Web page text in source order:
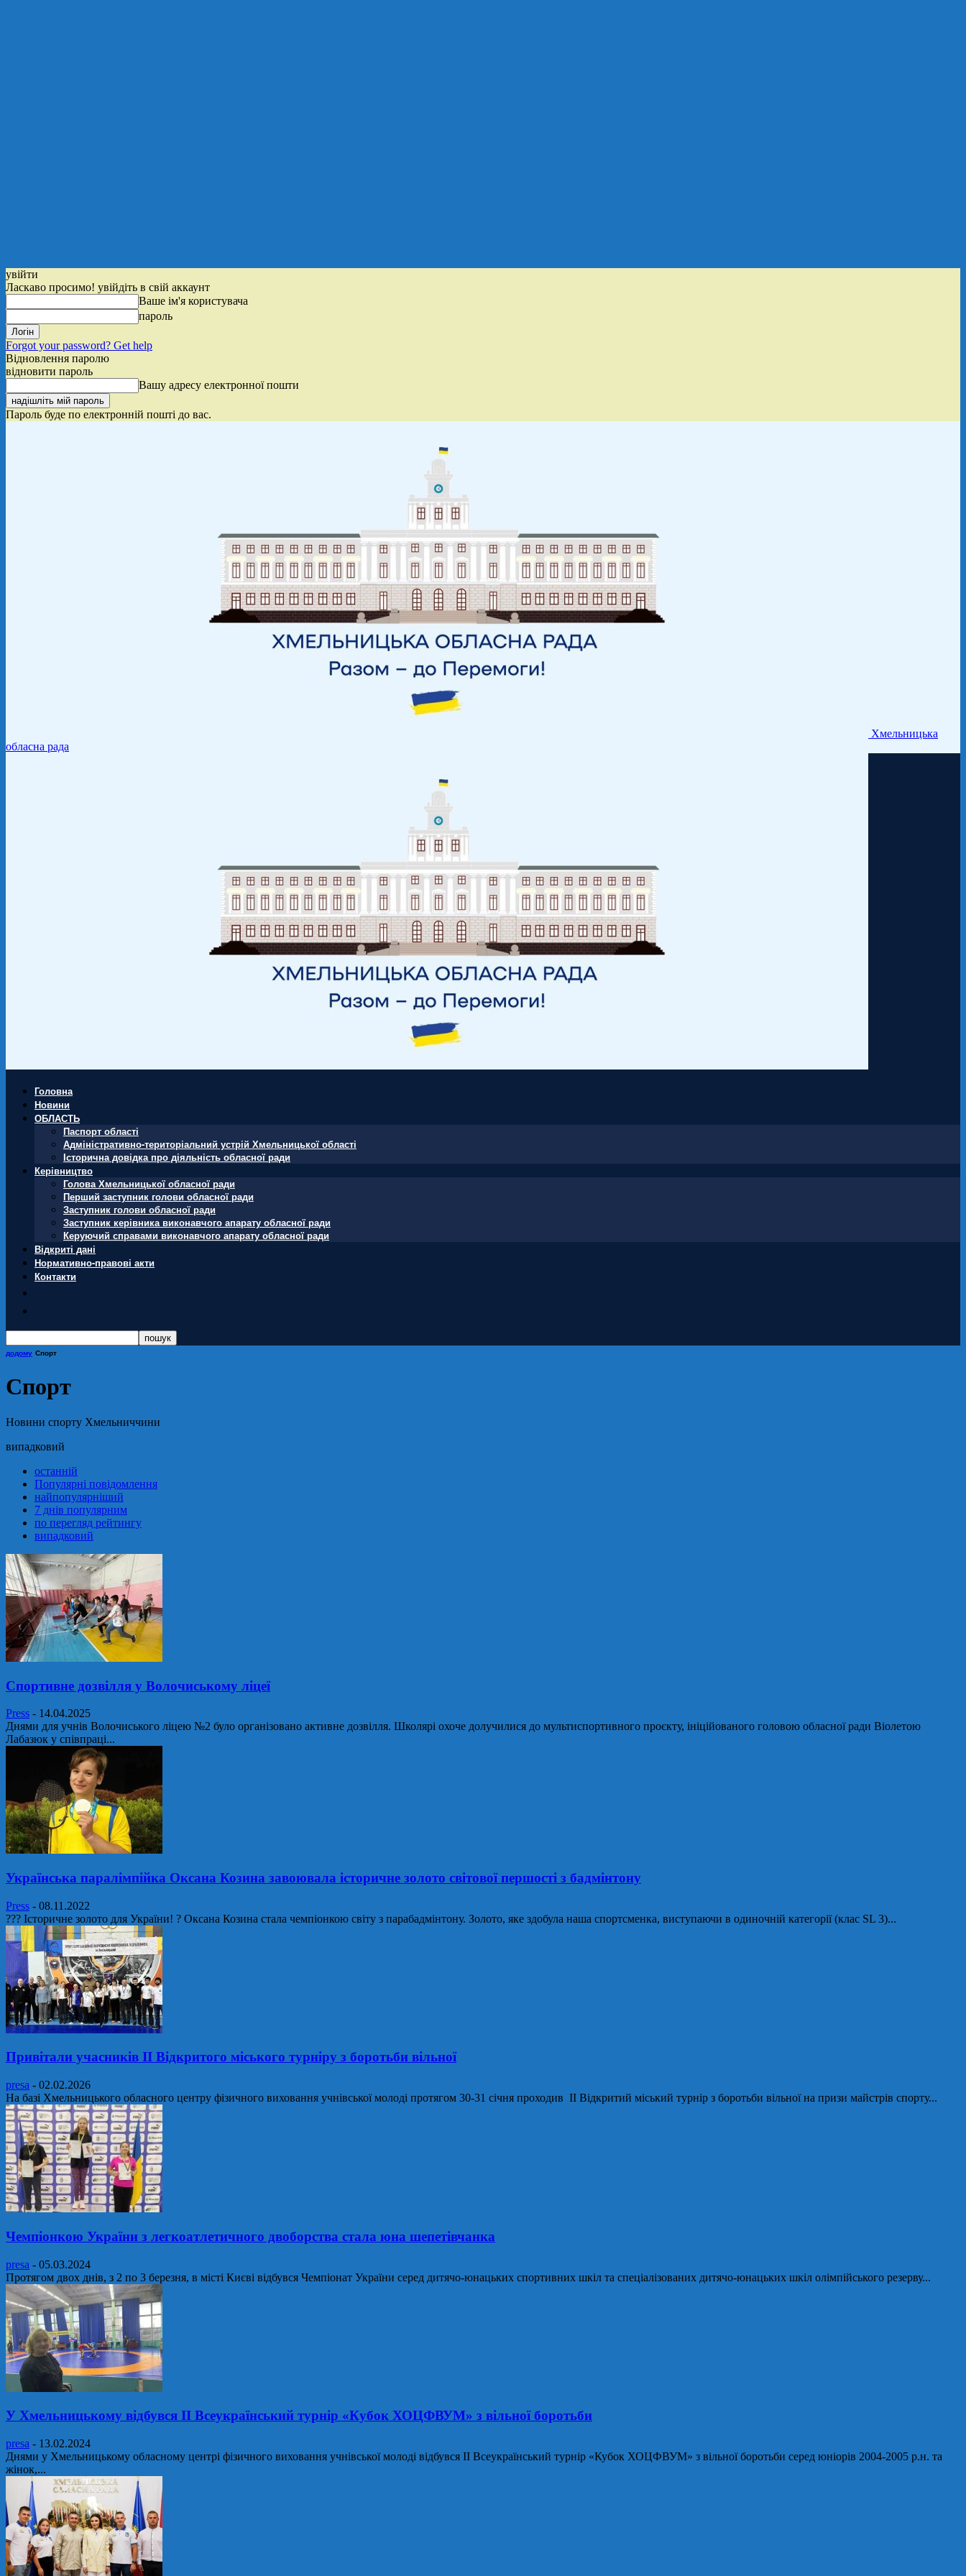
увійти
Ласкаво просимо! увійдіть в свій аккаунт
Ваше ім'я користувача
пароль
Forgot your password? Get help
Відновлення паролю
відновити пароль
Вашу адресу електронної пошти
Пароль буде по електронній пошті до вас.
Хмельницька
обласна рада
Головна
Новини
ОБЛАСТЬ
Паспорт області
Адміністративно-територіальний устрій Хмельницької області
Історична довідка про діяльність обласної ради
Керівництво
Голова Хмельницької обласної ради
Перший заступник голови обласної ради
Заступник голови обласної ради
Заступник керівника виконавчого апарату обласної ради
Керуючий справами виконавчого апарату обласної ради
Відкриті дані
Нормативно-правові акти
Контакти
додому Спорт
Спорт
Новини спорту Хмельниччини
випадковий
останній
Популярні повідомлення
найпопулярніший
7 днів популярним
по перегляд рейтингу
випадковий
Спортивне дозвілля у Волочиському ліцеї
Press - 14.04.2025
Днями для учнів Волочиського ліцею №2 було організовано активне дозвілля. Школярі охоче долучилися до мультиспортивного проєкту, ініційованого головою обласної ради Віолетою
Лабазюк у співпраці...
Українська паралімпійка Оксана Козина завоювала історичне золото світової першості з бадмінтону
Press - 08.11.2022
??? Історичне золото для України! ? Оксана Козина стала чемпіонкою світу з парабадмінтону. Золото, яке здобула наша спортсменка, виступаючи в одиночній категорії (клас SL 3)...
Привітали учасників ІІ Відкритого міського турніру з боротьби вільної
presa - 02.02.2026
На базі Хмельницького обласного центру фізичного виховання учнівської молоді протягом 30-31 січня проходив ІІ Відкритий міський турнір з боротьби вільної на призи майстрів спорту...
Чемпіонкою України з легкоатлетичного двоборства стала юна шепетівчанка
presa - 05.03.2024
Протягом двох днів, з 2 по 3 березня, в місті Києві відбувся Чемпіонат України серед дитячо-юнацьких спортивних шкіл та спеціалізованих дитячо-юнацьких шкіл олімпійського резерву...
У Хмельницькому відбувся ІІ Всеукраїнський турнір «Кубок ХОЦФВУМ» з вільної боротьби
presa - 13.02.2024
Днями у Хмельницькому обласному центрі фізичного виховання учнівської молоді відбувся ІІ Всеукраїнський турнір «Кубок ХОЦФВУМ» з вільної боротьби серед юніорів 2004-2005 р.н. та
жінок,...